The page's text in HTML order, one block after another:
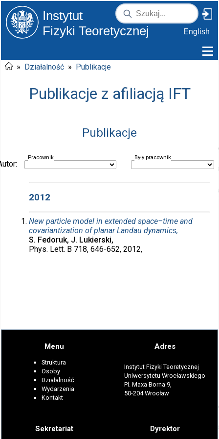
Instytut
Fizyki Teoretycznej
English
» Działalność » Publikacje
Publikacje z afiliacją IFT
Publikacje
Pracownik Były pracownik
2012
New particle model in extended space–time and
covariantization of planar Landau dynamics,
S. Fedoruk, J. Lukierski,
Phys. Lett. B 718, 646-652, 2012,
Menu
Struktura
Osoby
Działalność
Wydarzenia
Kontakt
Adres
Instytut Fizyki Teoretycznej
Uniwersytetu Wrocławskiego
Pl. Maxa Borna 9,
50-204 Wrocław
Sekretariat Dyrektor